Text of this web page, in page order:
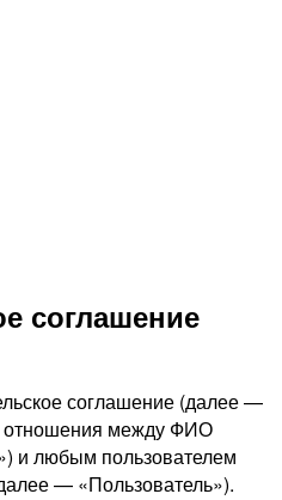
соглашение
соглашение (далее —
отношения между ФИО
и любым пользователем
— «Пользователь»).